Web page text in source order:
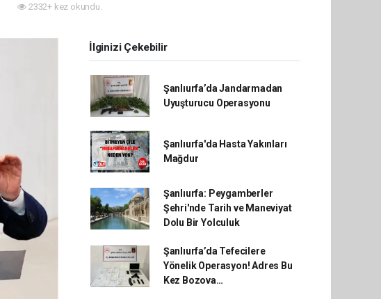
2332+ kez okundu.
İlginizi Çekebilir
Şanlıurfa’da Jandarmadan
Uyuşturucu Operasyonu
Şanlıurfa'da Hasta Yakınları
Mağdur
Şanlıurfa: Peygamberler
Şehri'nde Tarih ve Maneviyat
Dolu Bir Yolculuk
Şanlıurfa’da Tefecilere
Yönelik Operasyon! Adres Bu
Kez Bozova…